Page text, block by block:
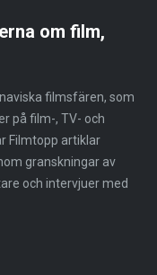
om film,
filmsfären, som
på film-, TV- och
Filmtopp artiklar
granskningar av
och intervjuer med